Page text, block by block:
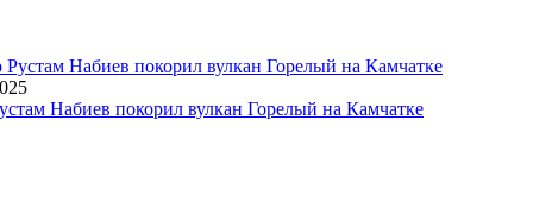
Набиев покорил вулкан Горелый на Камчатке